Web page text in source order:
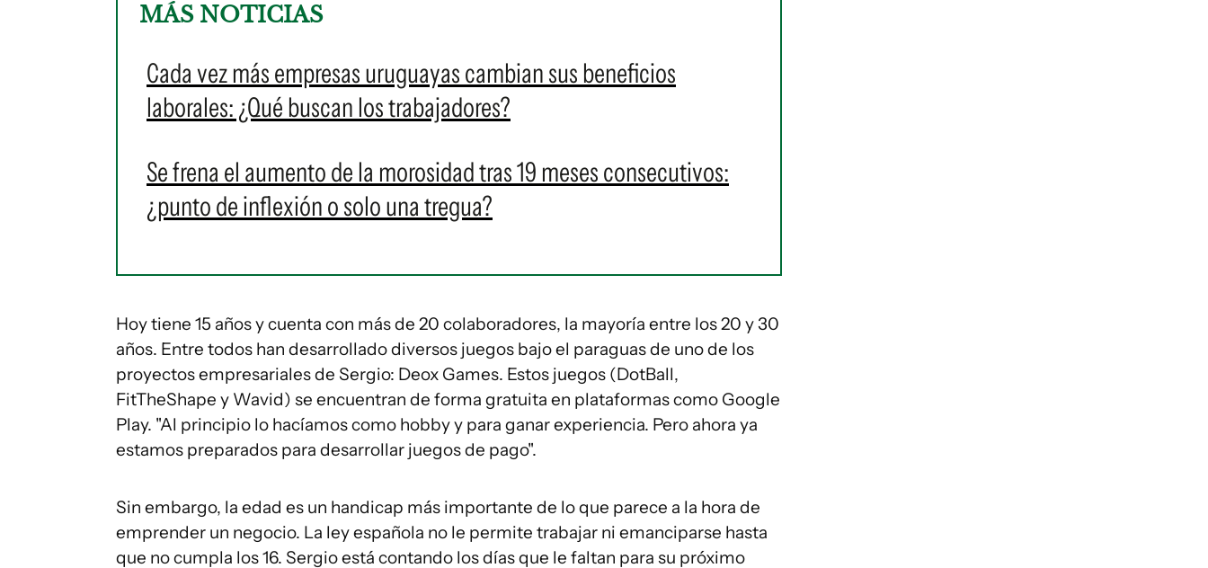
MÁS NOTICIAS
Cada vez más empresas uruguayas cambian sus beneficios
laborales: ¿Qué buscan los trabajadores?
Se frena el aumento de la morosidad tras 19 meses consecutivos:
¿punto de inflexión o solo una tregua?
Hoy tiene 15 años y cuenta con más de 20 colaboradores, la mayoría entre los 20 y 30
años. Entre todos han desarrollado diversos juegos bajo el paraguas de uno de los
proyectos empresariales de Sergio: Deox Games. Estos juegos (DotBall,
FitTheShape y Wavid) se encuentran de forma gratuita en plataformas como Google
Play. "Al principio lo hacíamos como hobby y para ganar experiencia. Pero ahora ya
estamos preparados para desarrollar juegos de pago".
Sin embargo, la edad es un handicap más importante de lo que parece a la hora de
emprender un negocio. La ley española no le permite trabajar ni emanciparse hasta
que no cumpla los 16. Sergio está contando los días que le faltan para su próximo